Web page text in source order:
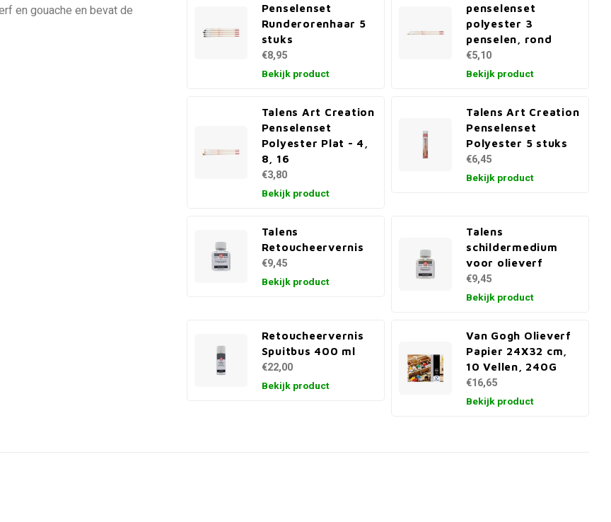
en gouache en bevat de
Penselenset
Runderorenhaar 5
stuks
€8,95
Bekijk product
penselenset
polyester 3
penselen, rond
€5,10
Bekijk product
Talens Art Creation
Penselenset
Polyester Plat - 4,
8, 16
€3,80
Bekijk product
Talens Art Creation
Penselenset
Polyester 5 stuks
€6,45
Bekijk product
Talens
Retoucheervernis
€9,45
Bekijk product
Talens
schildermedium
voor olieverf
€9,45
Bekijk product
Retoucheervernis
Spuitbus 400 ml
€22,00
Bekijk product
Van Gogh Olieverf
Papier 24X32 cm,
10 Vellen, 240G
€16,65
Bekijk product